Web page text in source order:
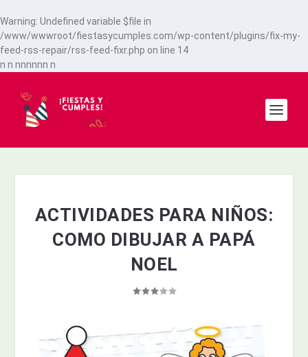
Warning: Undefined variable $file in
/www/wwwroot/fiestasycumples.com/wp-content/plugins/fix-my-
feed-rss-repair/rss-feed-fixr.php on line 14
n n nnnnnn n
ACTIVIDADES PARA NIÑOS:
COMO DIBUJAR A PAPÁ
NOEL